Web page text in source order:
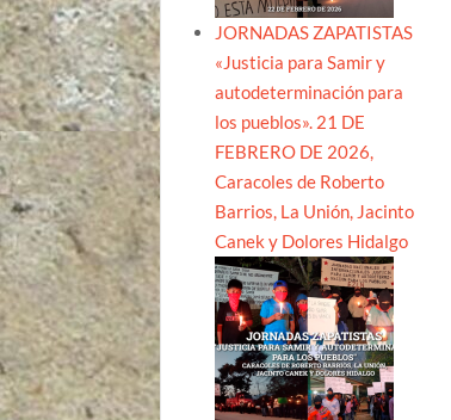
JORNADAS ZAPATISTAS
«Justicia para Samir y
autodeterminación para
los pueblos». 21 DE
FEBRERO DE 2026,
Caracoles de Roberto
Barrios, La Unión, Jacinto
Canek y Dolores Hidalgo